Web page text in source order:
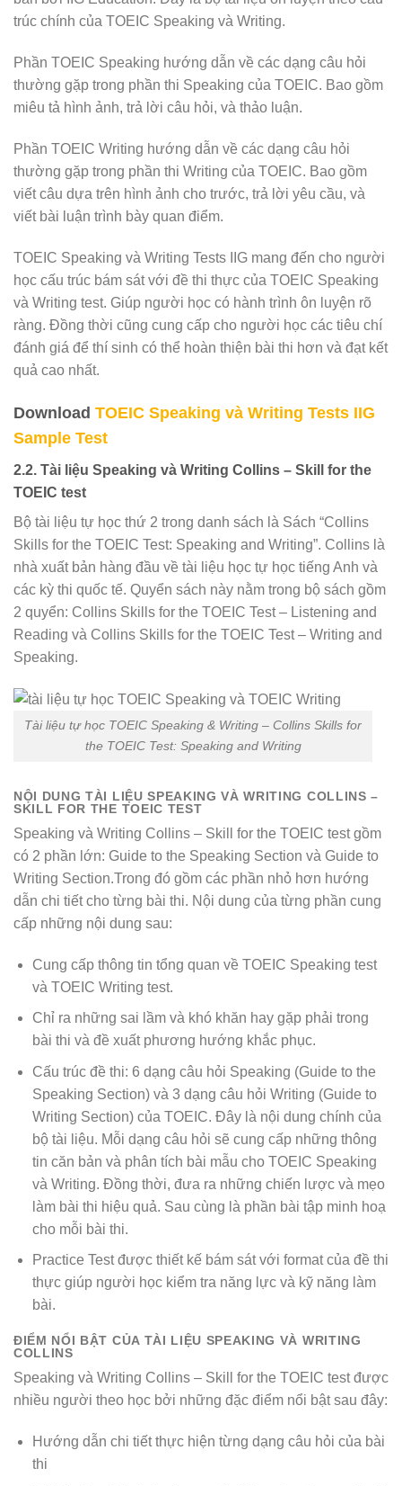
trúc chính của TOEIC Speaking và Writing.
Phần TOEIC Speaking hướng dẫn về các dạng câu hỏi
thường gặp trong phần thi Speaking của TOEIC. Bao gồm
miêu tả hình ảnh, trả lời câu hỏi, và thảo luận.
Phần TOEIC Writing hướng dẫn về các dạng câu hỏi
thường gặp trong phần thi Writing của TOEIC. Bao gồm
viết câu dựa trên hình ảnh cho trước, trả lời yêu cầu, và
viết bài luận trình bày quan điểm.
TOEIC Speaking và Writing Tests IIG mang đến cho người
học cấu trúc bám sát với đề thi thực của TOEIC Speaking
và Writing test. Giúp người học có hành trình ôn luyện rõ
ràng. Đồng thời cũng cung cấp cho người học các tiêu chí
đánh giá để thí sinh có thể hoàn thiện bài thi hơn và đạt kết
quả cao nhất.
Download TOEIC Speaking và Writing Tests IIG
Sample Test
2.2. Tài liệu Speaking và Writing Collins – Skill for the
TOEIC test
Bộ tài liệu tự học thứ 2 trong danh sách là Sách “Collins
Skills for the TOEIC Test: Speaking and Writing”. Collins là
nhà xuất bản hàng đầu về tài liệu học tự học tiếng Anh và
các kỳ thi quốc tế. Quyển sách này nằm trong bộ sách gồm
2 quyển: Collins Skills for the TOEIC Test – Listening and
Reading và Collins Skills for the TOEIC Test – Writing and
Speaking.
Tài liệu tự học TOEIC Speaking & Writing – Collins Skills for
the TOEIC Test: Speaking and Writing
NỘI DUNG TÀI LIỆU SPEAKING VÀ WRITING COLLINS –
SKILL FOR THE TOEIC TEST
Speaking và Writing Collins – Skill for the TOEIC test gồm
có 2 phần lớn: Guide to the Speaking Section và Guide to
Writing Section.Trong đó gồm các phần nhỏ hơn hướng
dẫn chi tiết cho từng bài thi. Nội dung của từng phần cung
cấp những nội dung sau:
Cung cấp thông tin tổng quan về TOEIC Speaking test
và TOEIC Writing test.
Chỉ ra những sai lầm và khó khăn hay gặp phải trong
bài thi và đề xuất phương hướng khắc phục.
Cấu trúc đề thi: 6 dạng câu hỏi Speaking (Guide to the
Speaking Section) và 3 dạng câu hỏi Writing (Guide to
Writing Section) của TOEIC. Đây là nội dung chính của
bộ tài liệu. Mỗi dạng câu hỏi sẽ cung cấp những thông
tin căn bản và phân tích bài mẫu cho TOEIC Speaking
và Writing. Đồng thời, đưa ra những chiến lược và mẹo
làm bài thi hiệu quả. Sau cùng là phần bài tập minh hoạ
cho mỗi bài thi.
Practice Test được thiết kế bám sát với format của đề thi
thực giúp người học kiểm tra năng lực và kỹ năng làm
bài.
ĐIỂM NỔI BẬT CỦA TÀI LIỆU SPEAKING VÀ WRITING
COLLINS
Speaking và Writing Collins – Skill for the TOEIC test được
nhiều người theo học bởi những đặc điểm nổi bật sau đây:
Hướng dẫn chi tiết thực hiện từng dạng câu hỏi của bài
thi